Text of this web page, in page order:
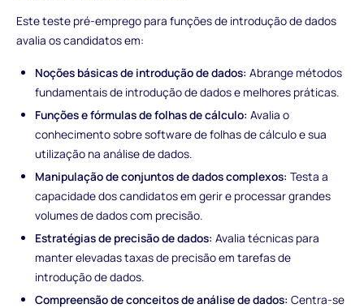
Este teste pré-emprego para funções de introdução de dados
avalia os candidatos em:
Noções básicas de introdução de dados: Abrange métodos
fundamentais de introdução de dados e melhores práticas.
Funções e fórmulas de folhas de cálculo: Avalia o
conhecimento sobre software de folhas de cálculo e sua
utilização na análise de dados.
Manipulação de conjuntos de dados complexos: Testa a
capacidade dos candidatos em gerir e processar grandes
volumes de dados com precisão.
Estratégias de precisão de dados: Avalia técnicas para
manter elevadas taxas de precisão em tarefas de
introdução de dados.
Compreensão de conceitos de análise de dados: Centra-se